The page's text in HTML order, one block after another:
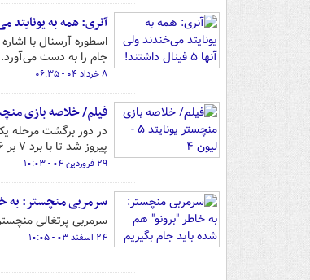
آنری: همه به یونایتد می‌خندند
اسطوره آرسنال با
جام را به دست می‌آورد.
۸ خرداد ۰۴ - ۰۶:۳۵
فیلم/ خلاصه بازی منچستر
پیروز شد تا با برد ۷ بر ۶ در مجموع، راهی نیمه‌نهایی شود.
۲۹ فروردین ۰۴ - ۱۰:۰۳
سرمربی منچستر: به
سرمربی پرتغالی
۲۴ اسفند ۰۳ - ۱۰:۰۵